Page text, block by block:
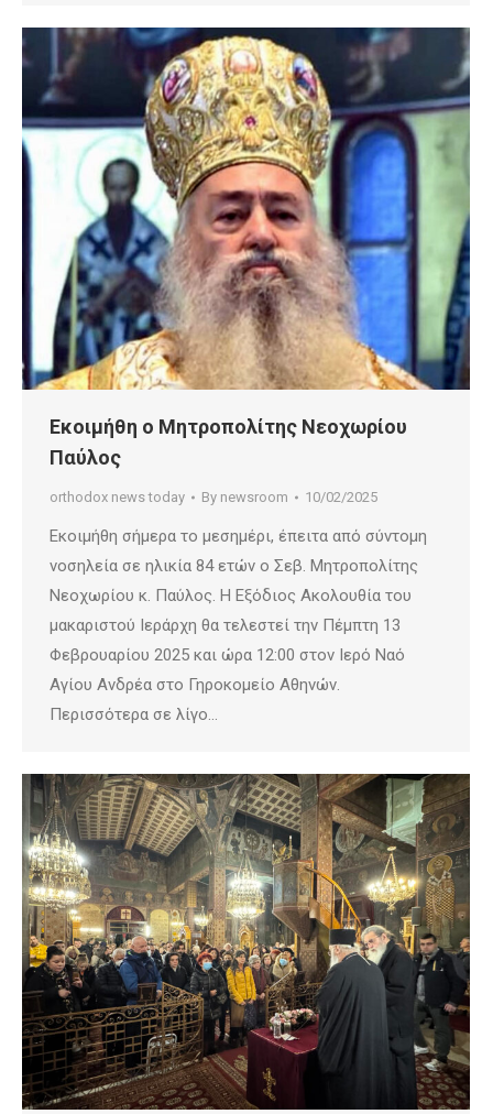
Εκοιμήθη ο Μητροπολίτης Νεοχωρίου
Παύλος
orthodox news today By newsroom 10/02/2025
Εκοιμήθη σήμερα το μεσημέρι, έπειτα από σύντομη
νοσηλεία σε ηλικία 84 ετών ο Σεβ. Μητροπολίτης
Νεοχωρίου κ. Παύλος. Η Εξόδιος Ακολουθία του
μακαριστού Ιεράρχη θα τελεστεί την Πέμπτη 13
Φεβρουαρίου 2025 και ώρα 12:00 στον Ιερό Ναό
Αγίου Ανδρέα στο Γηροκομείο Αθηνών.
Περισσότερα σε λίγο…